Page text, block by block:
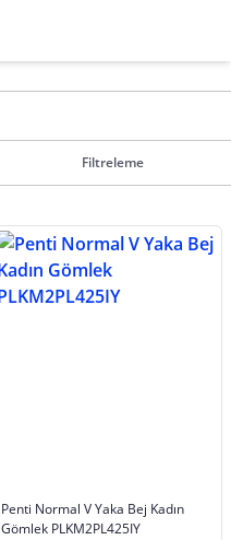
Filtreleme
Penti Normal V Yaka Bej Kadın
Gömlek PLKM2PL425IY